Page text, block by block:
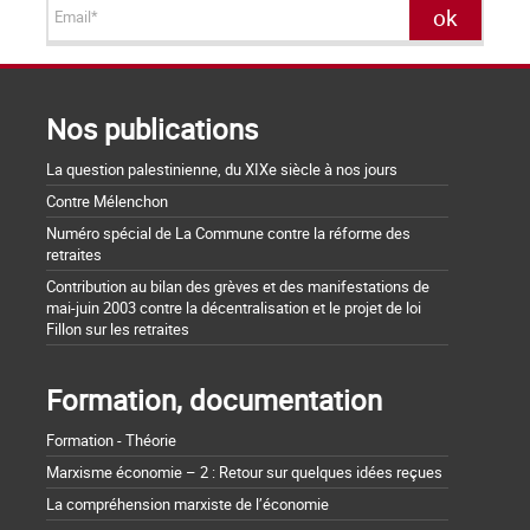
Nos publications
La question palestinienne, du XIXe siècle à nos jours
Contre Mélenchon
Numéro spécial de La Commune contre la réforme des
retraites
Contribution au bilan des grèves et des manifestations de
mai-juin 2003 contre la décentralisation et le projet de loi
Fillon sur les retraites
Formation, documentation
Formation - Théorie
Marxisme économie – 2 : Retour sur quelques idées reçues
La compréhension marxiste de l’économie